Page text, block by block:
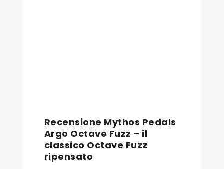
Recensione Mythos Pedals
Argo Octave Fuzz – il
classico Octave Fuzz
ripensato